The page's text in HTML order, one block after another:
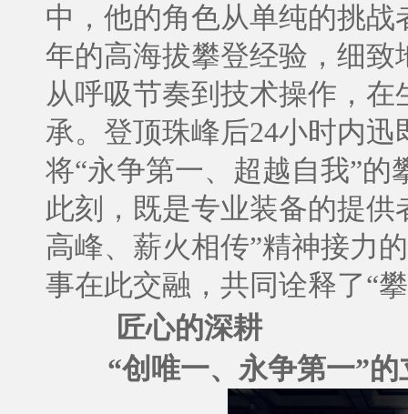
中，他的角色从单纯的挑
年的高海拔攀登经验，细
从呼吸节奏到技术操作，
承。登顶珠峰后24小时内
将“永争第一、超越自我”
此刻，既是专业装备的提
高峰、薪火相传”精神接力
事在此交融，共同诠释了“
匠心的深耕
“创唯一、永争第一”